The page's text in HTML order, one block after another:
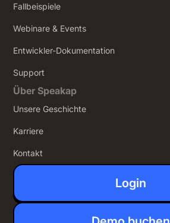
Fallbeispiele
Webinare & Events
Entwickler-Dokumentation
Support
Über Speakap
Unsere Geschichte
Karriere
Kontakt
Login